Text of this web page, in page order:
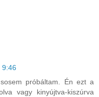
9:46
próbáltam. Én ezt a
vagy kinyújtva-kiszúrva